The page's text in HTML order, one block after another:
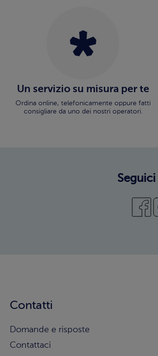
Un servizio su misura per te
Ordina online, telefonicamente oppure fatti
consigliare da uno dei nostri operatori.
Contatti
Domande e risposte
Contattaci